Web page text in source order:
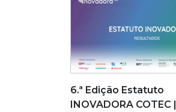
6.ª Edição Estatuto
INOVADORA COTEC |